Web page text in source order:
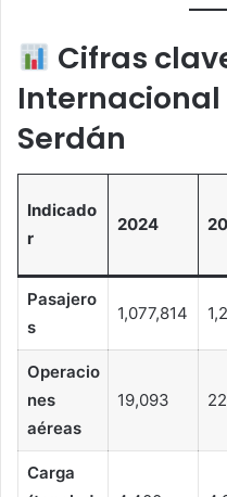
Cifras
Internacional
Serdán
Indicado
r
2024
Pasajero
s
1,077,814
Operacio
nes
aéreas
19,093
Carga